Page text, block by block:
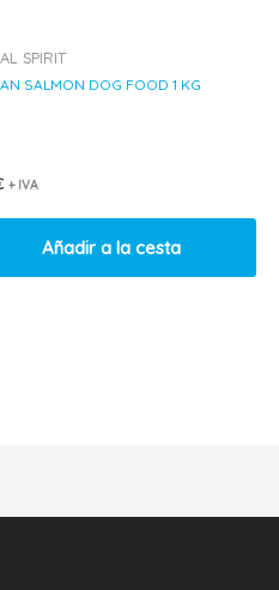
SPIRIT
SALMON DOG FOOD 1 KG
+ IVA
Añadir a la cesta